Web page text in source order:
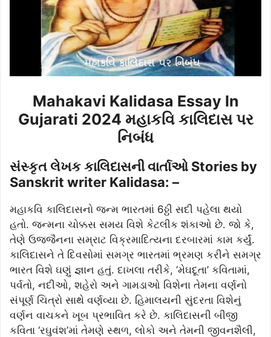
Mahakavi Kalidasa Essay In
Gujarati 2024 મહાકવિ કાલિદાસ પર
નિબંધ
સંસ્કૃત લેખક કાલિદાસની વાર્તાઓ Stories by
Sanskrit writer Kalidasa: –
મહાકવિ કાલિદાસનો જન્મ ભારતમાં 6ઠ્ઠી સદી પહેલા થયો
હતો. જન્મના ચોક્કસ સમય વિશે કેટલીક શંકાઓ છે. જો કે,
તેણે ઉજ્જૈનના સમ્રાટ વિક્રમાદિત્યના દરબારમાં કામ કર્યું.
કાલિદાસને તે દિવસોમાં સમગ્ર ભારતમાં ભ્રમણ કરીને સમગ્ર
ભારત વિશે ઘણું જ્ઞાન હતું. દાખલા તરીકે, ‘મેઘદૂતા’ કવિતામાં,
પર્વતો, નદીઓ, શહેરો અને ગામડાઓ વિશેના તેમના વર્ણનો
સંપૂર્ણ ચિત્રો સાથે વર્ણવ્યા છે. હિમાલયની સુંદરતા વિશેનું
વર્ણન વાચકને ખૂબ પ્રભાવિત કરે છે. કાલિદાસની બીજી
કવિતા ‘રઘુવંશ’માં તેમણે સ્થળ, લોકો અને તેમની જીવનશૈલી,